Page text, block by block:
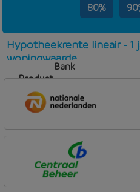
80%
Hypotheekrente lineair - 1
woningwaarde
Bank
Product
Aflosvorm
Nationale-Nederlanden
Nationale Nederlanden